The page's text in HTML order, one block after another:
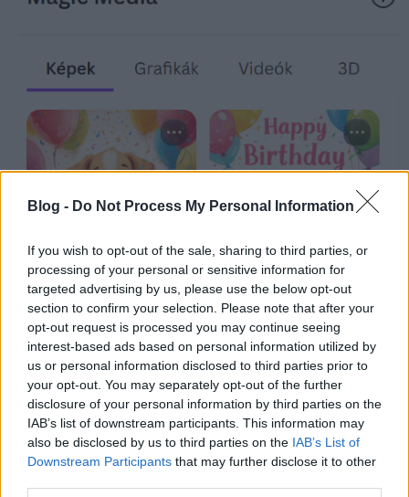
Blog - Do Not Process My Personal Information
If you wish to opt-out of the sale, sharing to third parties, or
processing of your personal or sensitive information for
targeted advertising by us, please use the below opt-out
section to confirm your selection. Please note that after your
opt-out request is processed you may continue seeing
interest-based ads based on personal information utilized by
us or personal information disclosed to third parties prior to
your opt-out. You may separately opt-out of the further
disclosure of your personal information by third parties on the
IAB’s list of downstream participants. This information may
also be disclosed by us to third parties on the IAB’s List of
Downstream Participants that may further disclose it to other